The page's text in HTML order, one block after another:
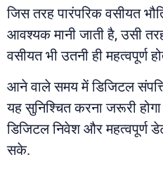
जिस तरह पारंपरिक वसीयत
आवश्यक मानी जाती है, उसी
वसीयत भी उतनी ही महत्वपूर्ण
आने वाले समय में डिजिटल
यह सुनिश्चित करना जरूरी
डिजिटल निवेश और महत्वपूर्ण
सके.